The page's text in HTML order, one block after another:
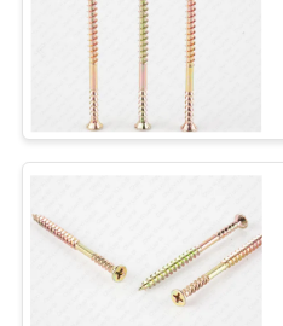
NIEUWS
VERZOEK
OM EEN
SITEMAP